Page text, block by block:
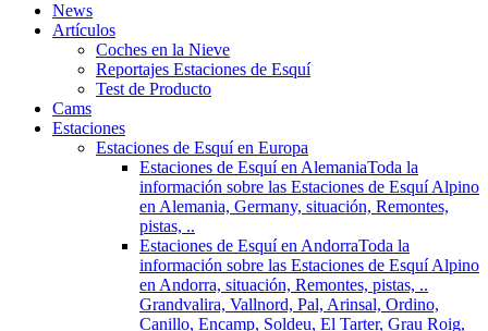
News
Artículos
Coches en la Nieve
Reportajes Estaciones de Esquí
Test de Producto
Cams
Estaciones
Estaciones de Esquí en Europa
Estaciones de Esquí en AlemaniaToda la
información sobre las Estaciones de Esquí Alpino
en Alemania, Germany, situación, Remontes,
pistas, ..
Estaciones de Esquí en AndorraToda la
información sobre las Estaciones de Esquí Alpino
en Andorra, situación, Remontes, pistas, ..
Grandvalira, Vallnord, Pal, Arinsal, Ordino,
Canillo, Encamp, Soldeu, El Tarter, Grau Roig,